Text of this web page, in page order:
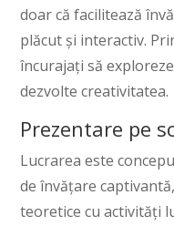
doar că facilitează
plăcut și interactiv.
încurajați să
dezvolte creativitatea.
Prezentare pe
Lucrarea este
de învățare
teoretice cu activități